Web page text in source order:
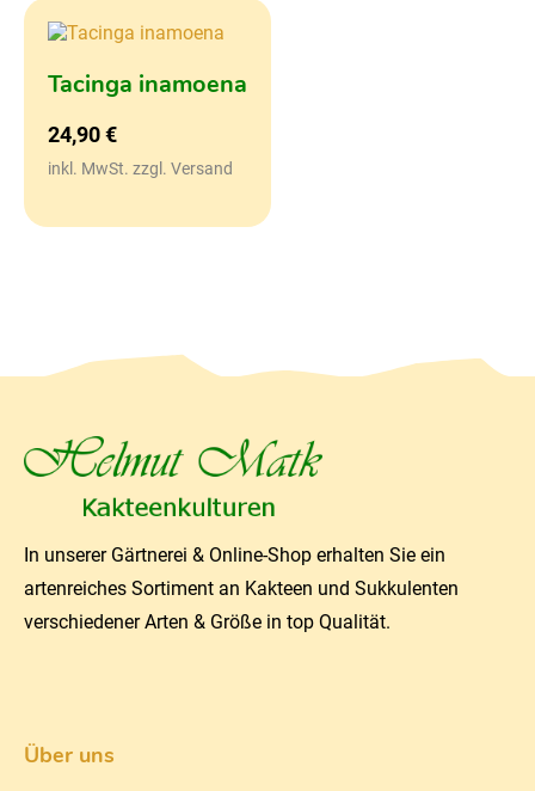
Tacinga inamoena
24,90€
inkl. MwSt. zzgl. Versand
In unserer Gärtnerei & Online-Shop erhalten Sie ein
artenreiches Sortiment an Kakteen und Sukkulenten
verschiedener Arten & Größe in top Qualität.
Über uns